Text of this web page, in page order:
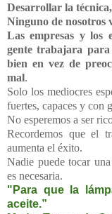
Desarrollar la
Ninguno de nosotros
Las empresas y los
gente trabajara
bien en vez de
mal.
Solo los mediocres
fuertes, capaces y con
No esperemos a ser
Recordemos que el
aumenta el éxito.
Nadie puede tocar
es necesaria.
"Para que la
aceite.”